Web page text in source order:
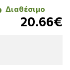
Διαθέσιμο
20.66€